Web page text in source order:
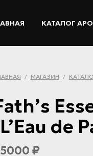
КАТАЛОГ
/ МАГАЗИН /
de
₽